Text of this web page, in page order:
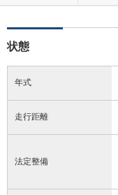
状態
年式
走行距離
法定整備